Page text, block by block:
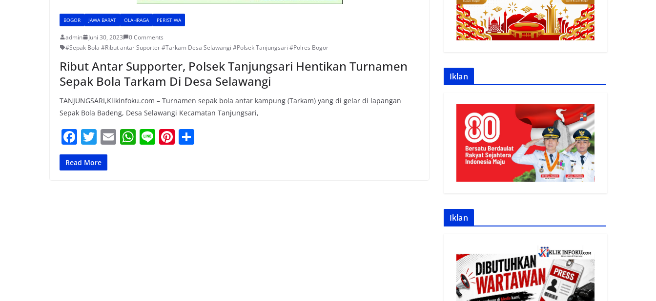
BOGOR JAWA BARAT OLAHRAGA PERISTIWA
admin Juni 30, 2023
0 Comments
#Sepak Bola #Ribut antar Suporter #Tarkam Desa Selawangi #Polsek Tanjungsari #Polres Bogor
Ribut Antar Supporter, Polsek Tanjungsari Hentikan Turnamen
Sepak Bola Tarkam Di Desa Selawangi
TANJUNGSARI,Klikinfoku.com – Turnamen sepak bola antar kampung (Tarkam) yang di gelar di lapangan
Sepak Bola Badeng, Desa Selawangi Kecamatan Tanjungsari,
F
a
c
T
w
itt
E
m
W
h
Li
n
Pi
nt
Read More
Iklan
Iklan